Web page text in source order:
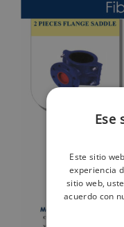
Ese
Este sitio
experiencia
sitio web,
acuerdo con